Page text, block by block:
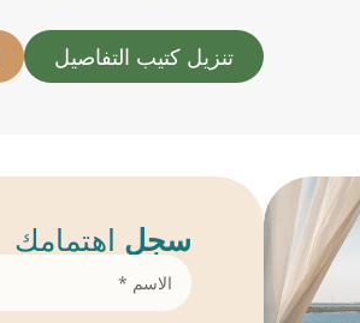
تنزيل كتيب التفاصيل
سجل اهتمامك